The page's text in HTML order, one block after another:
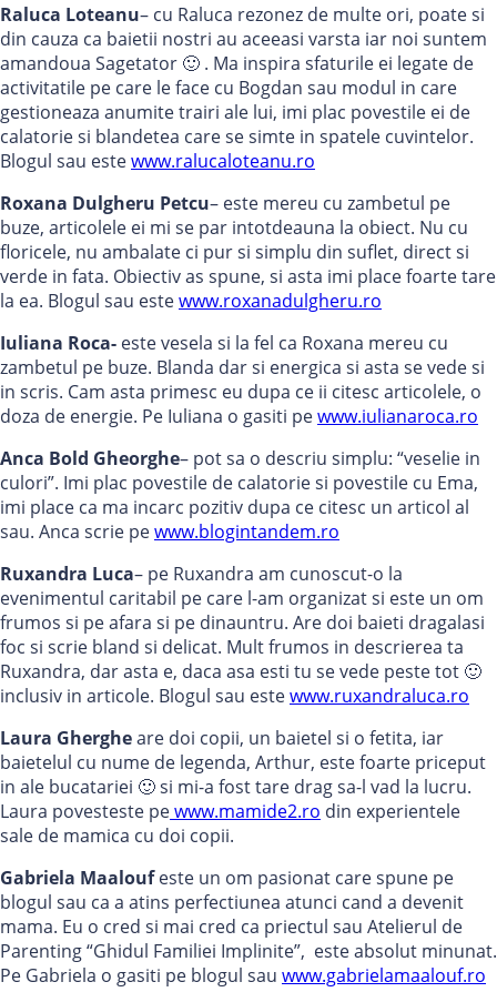
Raluca Loteanu– cu Raluca rezonez de multe ori, poate si
din cauza ca baietii nostri au aceeasi varsta iar noi suntem
amandoua Sagetator 🙂 . Ma inspira sfaturile ei legate de
activitatile pe care le face cu Bogdan sau modul in care
gestioneaza anumite trairi ale lui, imi plac povestile ei de
calatorie si blandetea care se simte in spatele cuvintelor.
Blogul sau estewww.ralucaloteanu.ro
Roxana Dulgheru Petcu– este mereu cu zambetul pe
buze, articolele ei mi se par intotdeauna la obiect. Nu cu
floricele, nu ambalate ci pur si simplu din suflet, direct si
verde in fata. Obiectiv as spune, si asta imi place foarte tare
la ea. Blogul sau estewww.roxanadulgheru.ro
Iuliana Roca- este vesela si la fel ca Roxana mereu cu
zambetul pe buze. Blanda dar si energica si asta se vede si
in scris. Cam asta primesc eu dupa ce ii citesc articolele, o
doza de energie. Pe Iuliana o gasiti pewww.iulianaroca.ro
Anca Bold Gheorghe– pot sa o descriu simplu: “veselie in
culori”. Imi plac povestile de calatorie si povestile cu Ema,
imi place ca ma incarc pozitiv dupa ce citesc un articol al
sau. Anca scrie pewww.blogintandem.ro
Ruxandra Luca– pe Ruxandra am cunoscut-o la
evenimentul caritabil pe care l-am organizat si este un om
frumos si pe afara si pe dinauntru. Are doi baieti dragalasi
foc si scrie bland si delicat. Mult frumos in descrierea ta
Ruxandra, dar asta e, daca asa esti tu se vede peste tot 🙂
inclusiv in articole. Blogul sau estewww.ruxandraluca.ro
Laura Ghergheare doi copii, un baietel si o fetita, iar
baietelul cu nume de legenda, Arthur, este foarte priceput
in ale bucatariei 🙂 si mi-a fost tare drag sa-l vad la lucru.
Laura povesteste pewww.mamide2.ro din experientele
sale de mamica cu doi copii.
Gabriela Maaloufeste un om pasionat care spune pe
blogul sau ca a atins perfectiunea atunci cand a devenit
mama. Eu o cred si mai cred ca priectul sau Atelierul de
Parenting “Ghidul Familiei Implinite”, este absolut minunat.
Pe Gabriela o gasiti pe blogul sau www.gabrielamaalouf.ro